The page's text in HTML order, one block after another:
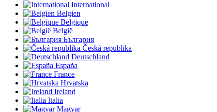
International
Belgien
Belgique
België
България
Česká republika
Deutschland
España
France
Hrvatska
Ireland
Italia
Magyar